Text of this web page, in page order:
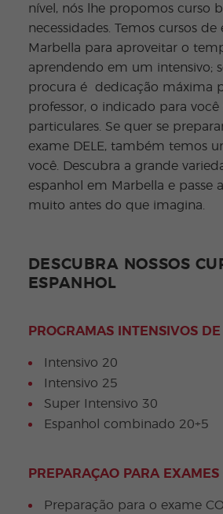
nível, nós lhe propomos curso
necessidades. Temos cursos
Marbella para aproveitar o
aprendendo em um intensivo;
procura é dedicação máxima
professor, o indicado para você
particulares. Se quer se
exame DELE, também temos
você. Descubra a grande
espanhol em Marbella e passe
muito antes do que imagina.
DESCUBRA NOSSOS
ESPANHOL
PROGRAMAS INTENSIVOS
Intensivo 20
Intensivo 25
Super Intensivo 30
Espanhol combinado 20+5
PREPARAÇAO PARA EXAMES
Preparação para o exame